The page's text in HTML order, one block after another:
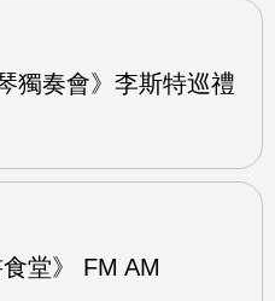
獨奏會》李斯特巡禮
食堂》 FM AM